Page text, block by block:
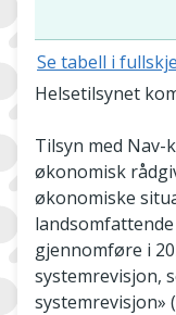
Se tabell i
Helsetilsynet
Tilsyn med
økonomisk
økonomiske
gjennomføre i
systemrevisjon,
systemrevisjon»